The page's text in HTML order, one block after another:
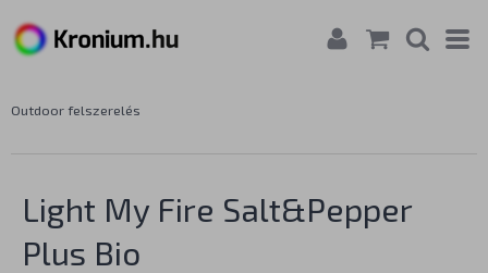
Outdoor felszerelés
Light My Fire Salt&Pepper
Plus Bio